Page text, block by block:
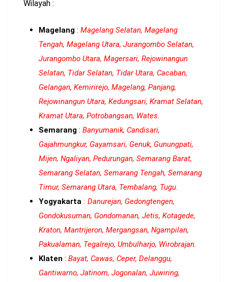
Wilayah :
Magelang : Magelang Selatan, Magelang
Tengah, Magelang Utara, Jurangombo Selatan,
Jurangombo Utara, Magersari, Rejowinangun
Selatan, Tidar Selatan, Tidar Utara, Cacaban,
Gelangan, Kemirirejo, Magelang, Panjang,
Rejowinangun Utara, Kedungsari, Kramat Selatan,
Kramat Utara, Potrobangsan, Wates.
Semarang : Banyumanik, Candisari,
Gajahmungkur, Gayamsari, Genuk, Gunungpati,
Mijen, Ngaliyan, Pedurungan, Semarang Barat,
Semarang Selatan, Semarang Tengah, Semarang
Timur, Semarang Utara, Tembalang, Tugu.
Yogyakarta : Danurejan, Gedongtengen,
Gondokusuman, Gondomanan, Jetis, Kotagede,
Kraton, Mantrijeron, Mergangsan, Ngampilan,
Pakualaman, Tegalrejo, Umbulharjo, Wirobrajan.
Klaten : Bayat, Cawas, Ceper, Delanggu,
Gantiwarno, Jatinom, Jogonalan, Juwiring,